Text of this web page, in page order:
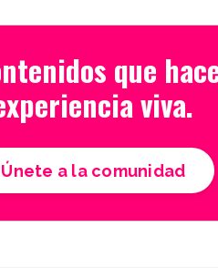
que
viva.
Únete a la comunidad